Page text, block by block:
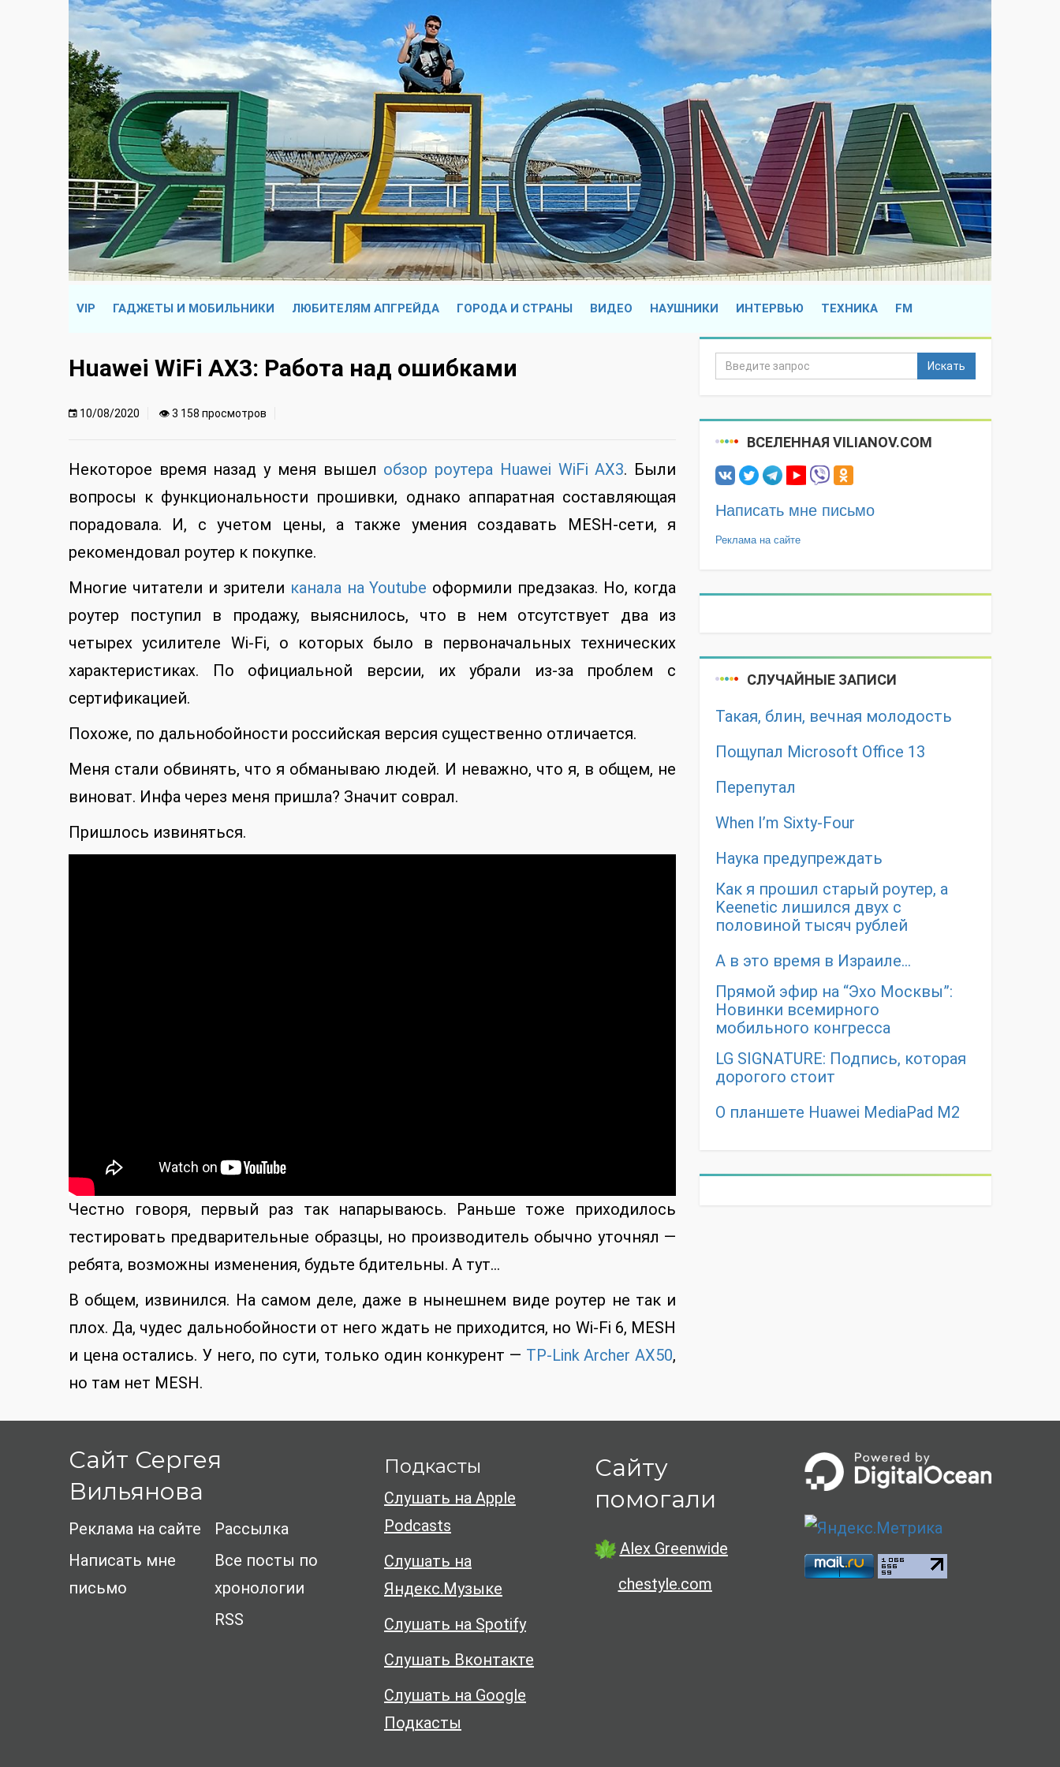
VIP ГАДЖЕТЫ И МОБИЛЬНИКИ ЛЮБИТЕЛЯМ АПГРЕЙДА ГОРОДА И СТРАНЫ ВИДЕО НАУШНИКИ ИНТЕРВЬЮ ТЕХНИКА FM
Huawei WiFi AX3: Работа над ошибками
10/08/2020 👁 3 158 просмотров
Некоторое время назад у меня вышел обзор роутера Huawei WiFi AX3. Были
вопросы к функциональности прошивки, однако аппаратная составляющая
порадовала. И, с учетом цены, а также умения создавать MESH-сети, я
рекомендовал роутер к покупке.
Многие читатели и зрители канала на Youtube оформили предзаказ. Но, когда
роутер поступил в продажу, выяснилось, что в нем отсутствует два из
четырех усилителе Wi-Fi, о которых было в первоначальных технических
характеристиках. По официальной версии, их убрали из-за проблем с
сертификацией.
Похоже, по дальнобойности российская версия существенно отличается.
Меня стали обвинять, что я обманываю людей. И неважно, что я, в общем, не
виноват. Инфа через меня пришла? Значит соврал.
Пришлось извиняться.
Честно говоря, первый раз так напарываюсь. Раньше тоже приходилось
тестировать предварительные образцы, но производитель обычно уточнял —
ребята, возможны изменения, будьте бдительны. А тут…
В общем, извинился. На самом деле, даже в нынешнем виде роутер не так и
плох. Да, чудес дальнобойности от него ждать не приходится, но Wi-Fi 6, MESH
и цена остались. У него, по сути, только один конкурент — TP-Link Archer AX50,
но там нет MESH.
Искать
ВСЕЛЕННАЯ VILIANOV.COM
Написать мне письмо
Реклама на сайте
СЛУЧАЙНЫЕ ЗАПИСИ
Такая, блин, вечная молодость
Пощупал Microsoft Office 13
Перепутал
When I’m Sixty-Four
Наука предупреждать
Как я прошил старый роутер, а
Keenetic лишился двух с
половиной тысяч рублей
А в это время в Израиле…
Прямой эфир на “Эхо Москвы”:
Новинки всемирного
мобильного конгресса
LG SIGNATURE: Подпись, которая
дорогого стоит
О планшете Huawei MediaPad M2
Сайт Сергея
Вильянова
Реклама на сайте
Написать мне
письмо
Рассылка
Все посты по
хронологии
RSS
Подкасты
Слушать на Apple
Podcasts
Слушать на
Яндекс.Музыке
Слушать на Spotify
Слушать Вконтакте
Слушать на Google
Подкасты
Сайту
помогали
Alex Greenwide
chestyle.com